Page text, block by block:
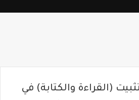
(القراءة والكتابة) في